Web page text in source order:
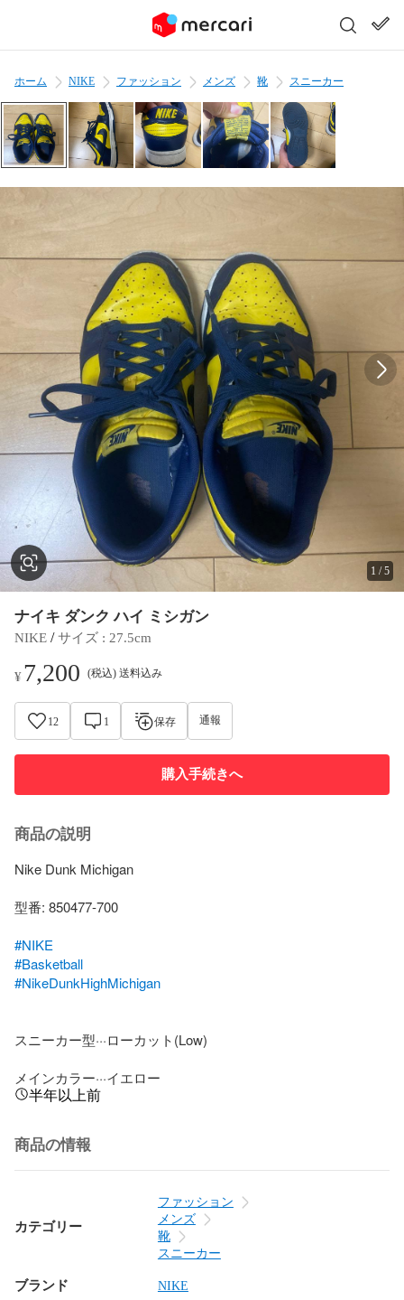
ホーム NIKE ファッション メンズ 靴 スニーカー
1 /5
ナイキ ダンク ハイ ミシガン
NIKE / サイズ : 27.5cm
¥7,200 (税込) 送料込み
12 1 保存 通報
購入手続きへ
商品の説明
Nike Dunk Michigan
型番: 850477-700
#NIKE
#Basketball
#NikeDunkHighMichigan
スニーカー型···ローカット(Low)
メインカラー···イエロー
半年以上前
商品の情報
カテゴリー
ファッション
メンズ
靴
スニーカー
ブランド NIKE